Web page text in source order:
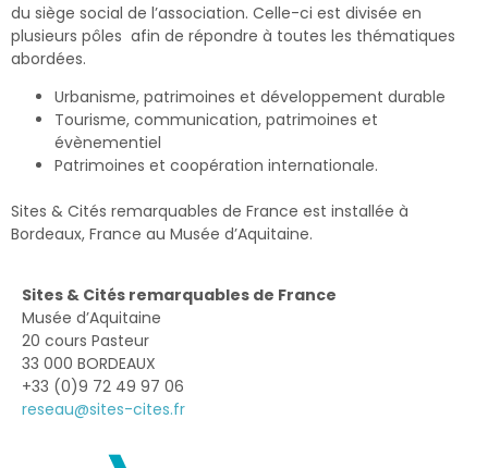
du siège social de l’association. Celle-ci est divisée en
plusieurs pôles afin de répondre à toutes les thématiques
abordées.
Urbanisme, patrimoines et développement durable
Tourisme, communication, patrimoines et
évènementiel
Patrimoines et coopération internationale.
Sites & Cités remarquables de France est installée à
Bordeaux, France au Musée d’Aquitaine.
Sites & Cités remar­quables de France
Musée d’Aquitaine
20 cours Pasteur
33 000 BORDEAUX
+33 (0)9 72 49 97 06
reseau@sites-cites.fr